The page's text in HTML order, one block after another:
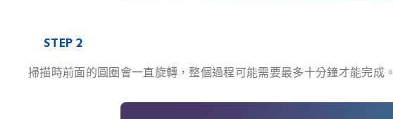
STEP 2
掃描時前面的圓圈會一直旋轉，整個過程可能需要最多十分鐘才能完成。